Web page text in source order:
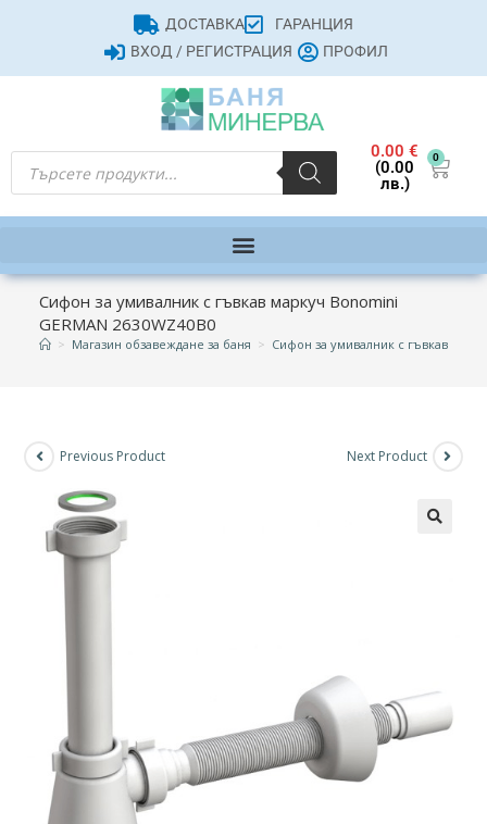
ДОСТАВКА
ГАРАНЦИЯ
ВХОД / РЕГИСТРАЦИЯ
ПРОФИЛ
0.00€
(0.00
лв.)
0
Сифон за умивалник с гъвкав маркуч Bonomini
GERMAN 2630WZ40B0
> Магазин обзавеждане за баня > Сифон за умивалник с гъвкав
Previous Product Next Product